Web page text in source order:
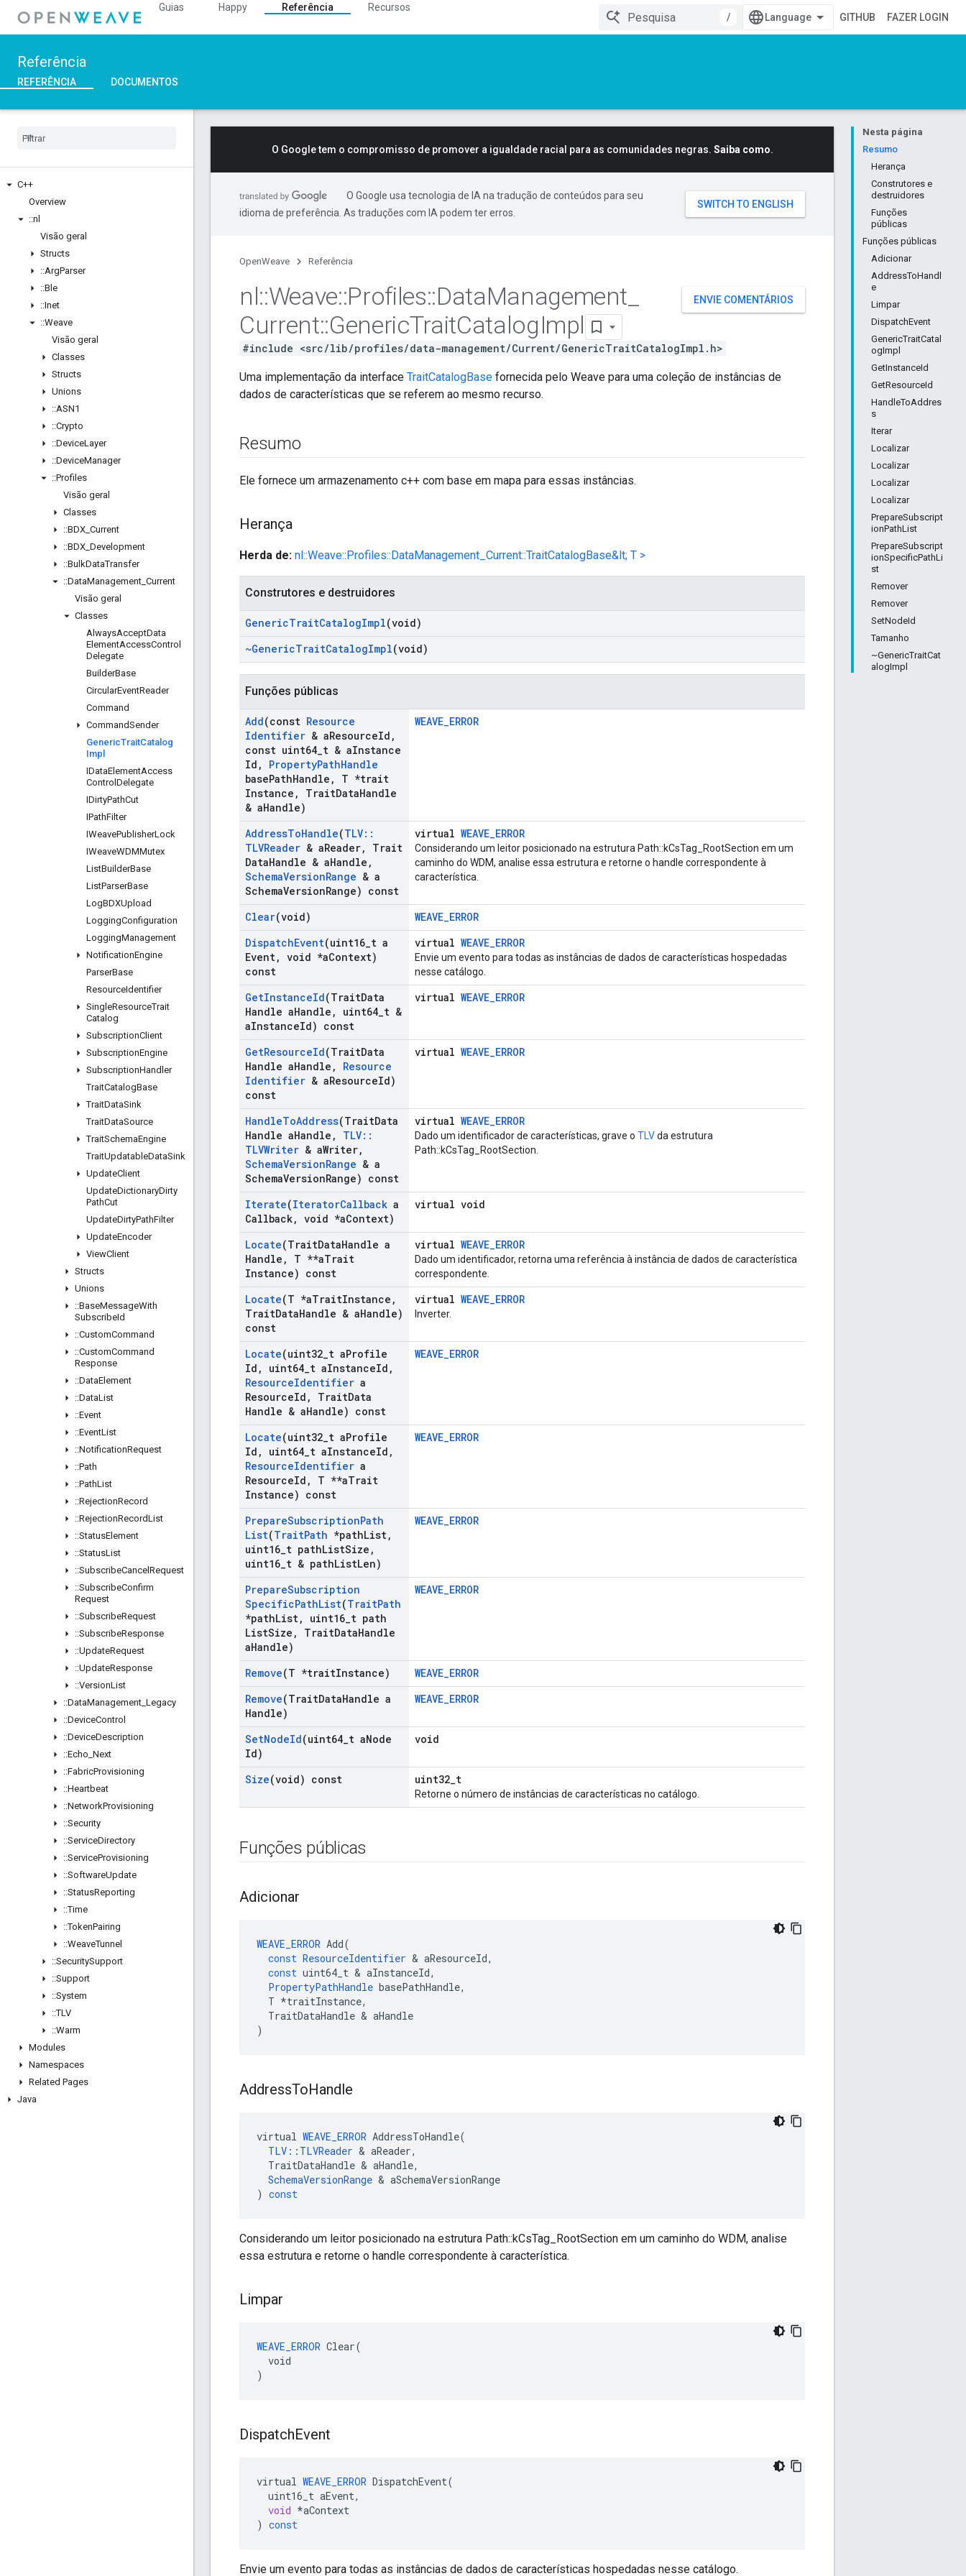
Guias Happy Referência
Recursos
/
GITHUB FAZER LOGIN
Referência
REFERÊNCIA DOCUMENTOS
C++
Overview
::nl
Visão geral
Structs
::ArgParser
::Ble
::Inet
::Weave
Visão geral
Classes
Structs
Unions
::ASN1
::Crypto
::DeviceLayer
::DeviceManager
::Profiles
Visão geral
Classes
::BDX Current
::BDX Development
::BulkDataTransfer
::DataManagement Current
Visão geral
Classes
AlwaysAcceptData
ElementAccessControl
Delegate
BuilderBase
CircularEventReader
Command
CommandSender
GenericTraitCatalog
Impl
IDataElementAccess
Control Delegate
IDirtyPathCut
IPathFilter
IWeavePublisherLock
IWeaveWDMMutex
ListBuilderBase
ListParserBase
LogBDXUpload
LoggingConfiguration
LoggingManagement
NotificationEngine
ParserBase
ResourceIdentifier
SingleResourceTrait
Catalog
SubscriptionClient
SubscriptionEngine
SubscriptionHandler
TraitCatalogBase
TraitDataSink
TraitDataSource
TraitSchemaEngine
TraitUpdatableDataSink
UpdateClient
UpdateDictionaryDirty
PathCut
UpdateDirtyPathFilter
UpdateEncoder
ViewClient
Structs
Unions
::BaseMessageWith
SubscribeId
::CustomCommand
::CustomCommand
Response
::DataElement
::DataList
::Event
::EventList
::NotificationRequest
::Path
::PathList
::RejectionRecord
::RejectionRecordList
::StatusElement
::StatusList
::SubscribeCancel Request
::SubscribeConfirm
Request
::SubscribeRequest
::SubscribeResponse
::UpdateRequest
::UpdateResponse
::VersionList
::DataManagement Legacy
::DeviceControl
::DeviceDescription
::Echo Next
::FabricProvisioning
::Heartbeat
::NetworkProvisioning
::Security
::ServiceDirectory
::ServiceProvisioning
::SoftwareUpdate
::StatusReporting
::Time
::TokenPairing
::WeaveTunnel
::SecuritySupport
::Support
::System
::TLV
::Warm
Modules
Namespaces
Related Pages
Java
Nesta página
Resumo
Herança
Construtores e
destruidores
Funções
públicas
Funções públicas
Adicionar
AddressToHandl
e
Limpar
DispatchEvent
GenericTraitCatal
ogImpl
GetInstanceId
GetResourceId
HandleToAddres
s
Iterar
Localizar
Localizar
Localizar
Localizar
PrepareSubscript
ionPathList
PrepareSubscript
ionSpecificPathLi
st
Remover
Remover
SetNodeId
Tamanho
~GenericTraitCat
alogImpl
O Google tem o compromisso de promover a igualdade racial para as comunidades negras. Saiba como.
O Google usa tecnologia de IA na tradução de conteúdos para seu
idioma de preferência. As traduções com IA podem ter erros.
OpenWeave Referência
ENVIE COMENTÁRIOS
nl::Weave::Profiles::DataManagement
Current::GenericTraitCatalogImpl
#include <src/lib/profiles/data-management/Current/GenericTraitCatalogImpl.h>
Uma implementação da interface TraitCatalogBase fornecida pelo Weave para uma coleção de instâncias de
dados de características que se referem ao mesmo recurso.
Resumo
Ele fornece um armazenamento c++ com base em mapa para essas instâncias.
Herança
Herda de: nl::Weave::Profiles::DataManagement_Current::TraitCatalogBase&lt; T >
Construtores e destruidores
GenericTraitCatalogImpl(void)
~GenericTraitCatalogImpl(void)
Funções públicas
Add(const Resource
Identifier & aResourceId ,
const uint64 t & aInstance
Id , PropertyPathHandle
basePathHandle ,
T *trait
Instance , TraitDataHandle
& aHandle)
WEAVE_ERROR
AddressToHandle(TLV::
TLVReader & aReader,
Trait
DataHandle & aHandle ,
SchemaVersionRange & a
SchemaVersionRange) const
virtual WEAVE_ERROR
Considerando um leitor posicionado na estrutura Path::kCsTag_RootSection em um
caminho do WDM, analise essa estrutura e retorne o handle correspondente à
característica.
Clear(void)
WEAVE_ERROR
DispatchEvent(uint16 t a
Event, void *aContext)
const
virtual WEAVE_ERROR
Envie um evento para todas as instâncias de dados de características hospedadas
nesse catálogo.
GetInstanceId(TraitData
Handle aHandle , uint64 t &
aInstanceId) const
virtual WEAVE_ERROR
GetResourceId(TraitData
Handle aHandle ,
Resource
Identifier & aResourceId)
const
virtual WEAVE_ERROR
HandleToAddress(TraitData
Handle aHandle , TLV::
TLVWriter & aWriter,
SchemaVersionRange & a
SchemaVersionRange) const
virtual WEAVE_ERROR
Dado um identificador de características, grave o TLVda estrutura
Path::kCsTag_RootSection.
Iterate(IteratorCallback a
Callback, void *aContext)
virtual void
Locate(TraitDataHandle a
Handle , T **aTrait
Instance) const
virtual WEAVE_ERROR
Dado um identificador, retorna uma referência à instância de dados de característica
correspondente.
Locate(T *aTraitInstance ,
TraitDataHandle & aHandle)
const
virtual WEAVE_ERROR
Inverter.
Locate(uint32 t aProfile
Id , uint64 t aInstanceId ,
ResourceIdentifier a
ResourceId , TraitData
Handle & aHandle) const
WEAVE_ERROR
Locate(uint32 t aProfile
Id , uint64 t aInstanceId ,
ResourceIdentifier a
ResourceId , T **aTrait
Instance) const
WEAVE_ERROR
PrepareSubscriptionPath
List(TraitPath *pathList,
uint16 t pathListSize ,
uint16 t & pathListLen)
WEAVE_ERROR
PrepareSubscription
SpecificPathList(TraitPath
*pathList, uint16 t path
ListSize , TraitDataHandle
aHandle)
WEAVE_ERROR
Remove(T *traitInstance)
WEAVE_ERROR
Remove(TraitDataHandle a
Handle)
WEAVE_ERROR
SetNodeId(uint64 t aNode
Id)
void
Size(void) const uint32_t
Retorne o número de instâncias de características no catálogo.
Funções públicas
Adicionar
WEAVE_ERROR Add(
const ResourceIdentifier & aResourceId,
const uint64_t & aInstanceId,
PropertyPathHandle basePathHandle,
T *traitInstance,
TraitDataHandle & aHandle
)
AddressToHandle
virtual WEAVE_ERROR AddressToHandle(
TLV :: TLVReader & aReader,
TraitDataHandle & aHandle,
SchemaVersionRange & aSchemaVersionRange
) const
Considerando um leitor posicionado na estrutura Path::kCsTag_RootSection em um caminho do WDM, analise
essa estrutura e retorne o handle correspondente à característica.
Limpar
WEAVE_ERROR Clear(
  void
)
DispatchEvent
virtual WEAVE_ERROR DispatchEvent(
uint16_t aEvent,
void *aContext
) const
Envie um evento para todas as instâncias de dados de características hospedadas nesse catálogo.